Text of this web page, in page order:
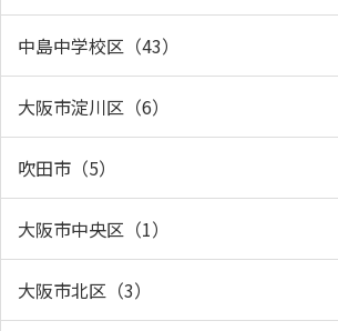
中島中学校区（43）
大阪市淀川区（6）
吹田市（5）
大阪市中央区（1）
大阪市北区（3）